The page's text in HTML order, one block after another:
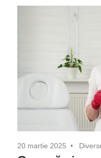
20 martie 2025